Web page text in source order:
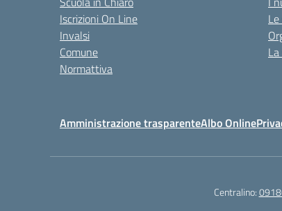
Iscrizioni On Line
Invalsi
Comune
Normattiva
Amministrazione trasparenteAlbo Online
Centralino: